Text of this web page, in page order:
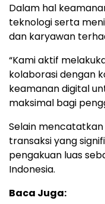
Dalam hal
teknologi serta
dan karyawan
“Kami aktif
kolaborasi dengan
keamanan digital
maksimal bagi
Selain
transaksi yang
pengakuan luas
Indonesia.
Baca Juga: